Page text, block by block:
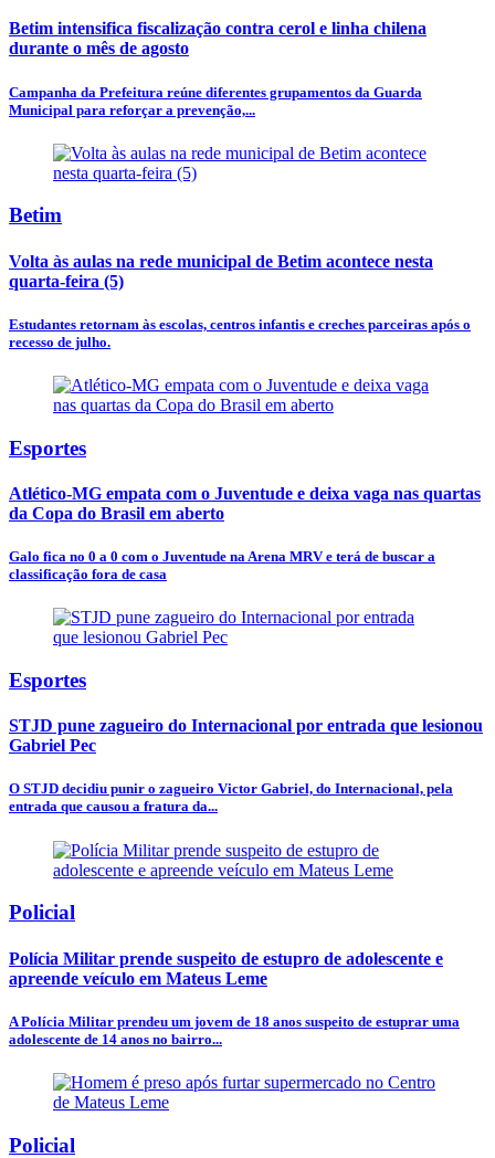
Betim intensifica fiscalização contra cerol e linha chilena
durante o mês de agosto
Campanha da Prefeitura reúne diferentes grupamentos da Guarda
Municipal para reforçar a prevenção,...
Betim
Volta às aulas na rede municipal de Betim acontece nesta
quarta-feira (5)
Estudantes retornam às escolas, centros infantis e creches parceiras após o
recesso de julho.
Esportes
Atlético-MG empata com o Juventude e deixa vaga nas quartas
da Copa do Brasil em aberto
Galo fica no 0 a 0 com o Juventude na Arena MRV e terá de buscar a
classificação fora de casa
Esportes
STJD pune zagueiro do Internacional por entrada que lesionou
Gabriel Pec
O STJD decidiu punir o zagueiro Victor Gabriel, do Internacional, pela
entrada que causou a fratura da...
Policial
Polícia Militar prende suspeito de estupro de adolescente e
apreende veículo em Mateus Leme
A Polícia Militar prendeu um jovem de 18 anos suspeito de estuprar uma
adolescente de 14 anos no bairro...
Policial